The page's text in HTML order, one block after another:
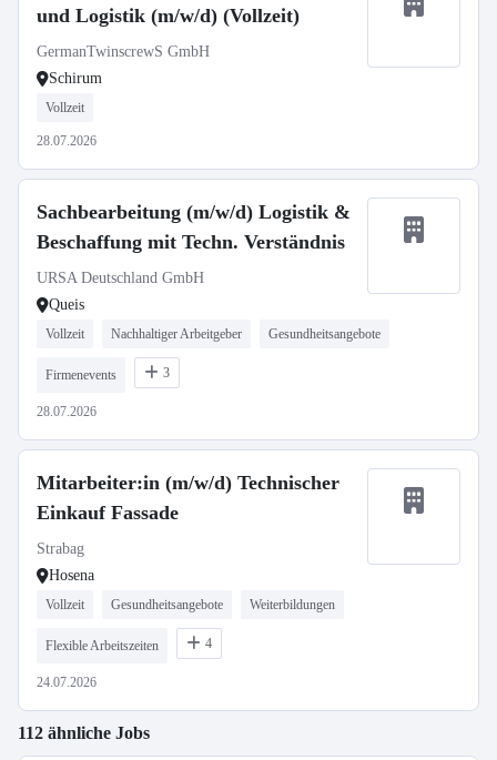
und Logistik (m/w/d) (Vollzeit)
GermanTwinscrewS GmbH
Schirum
Vollzeit
28.07.2026
Sachbearbeitung (m/w/d) Logistik &
Beschaffung mit Techn. Verständnis
URSA Deutschland GmbH
Queis
Vollzeit Nachhaltiger Arbeitgeber Gesundheitsangebote
Firmenevents 3
28.07.2026
Mitarbeiter:in (m/w/d) Technischer
Einkauf Fassade
Strabag
Hosena
Vollzeit Gesundheitsangebote Weiterbildungen
Flexible Arbeitszeiten 4
24.07.2026
112 ähnliche Jobs